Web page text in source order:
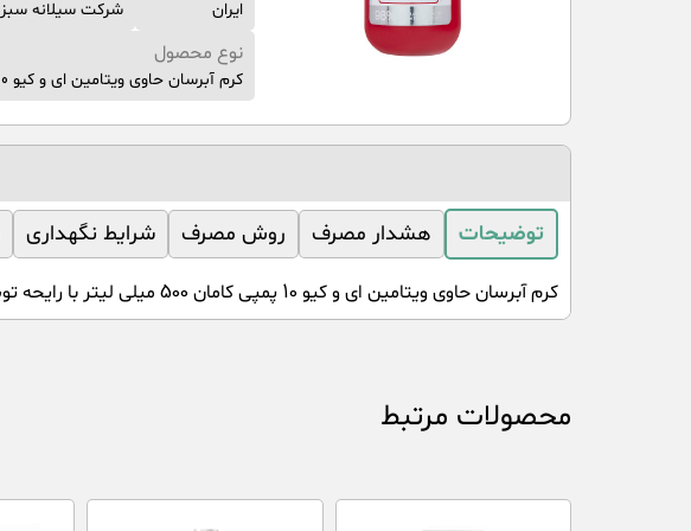
ایران شرکت سیلانه سبز
نوع محصول
کرم آبرسان حاوی ویتامین ای و کیو 10
توضیحات هشدار مصرف روش مصرف شرایط نگهداری
کرم آبرسان حاوی ویتامین ای و کیو 10 پمپی کامان 500 میلی لیتر با رایحه توت میباشد.
محصولات مرتبط